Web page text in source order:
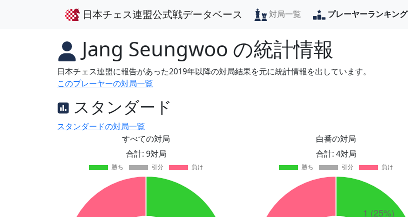
日本チェス連盟公式戦データベース 対局一覧 プレーヤーランキング
Jang Seungwoo の統計情報
日本チェス連盟に報告があった2019年以降の対局結果を元に統計情報を出しています。
このプレーヤーの対局一覧
スタンダード
スタンダードの対局一覧
すべての対局
合計: 9対局
白番の対局
合計: 4対局